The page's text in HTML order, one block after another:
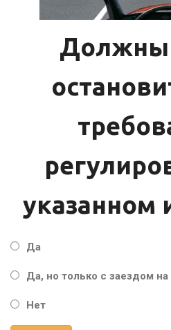
Должны
указанном
Да
Да, но только с заездом на
Нет